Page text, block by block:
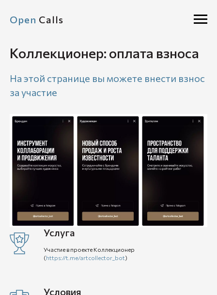
Open Calls
Коллекционер: оплата взноса
На этой странице вы можете внести взнос
за участие
Услуга
Участие в проекте Коллекционер
(https://t.me/artcollector_bot)
Условия